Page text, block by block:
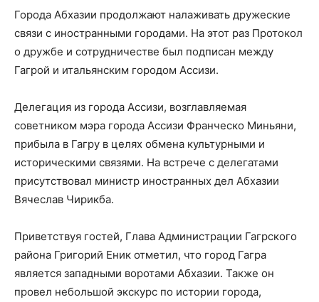
Города Абхазии продолжают налаживать дружеские
связи с иностранными городами. На этот раз Протокол
о дружбе и сотрудничестве был подписан между
Гагрой и итальянским городом Ассизи.
Делегация из города Ассизи, возглавляемая
советником мэра города Ассизи Франческо Миньяни,
прибыла в Гагру в целях обмена культурными и
историческими связями. На встрече с делегатами
присутствовал министр иностранных дел Абхазии
Вячеслав Чирикба.
Приветствуя гостей, Глава Администрации Гагрского
района Григорий Еник отметил, что город Гагра
является западными воротами Абхазии. Также он
провел небольшой экскурс по истории города,